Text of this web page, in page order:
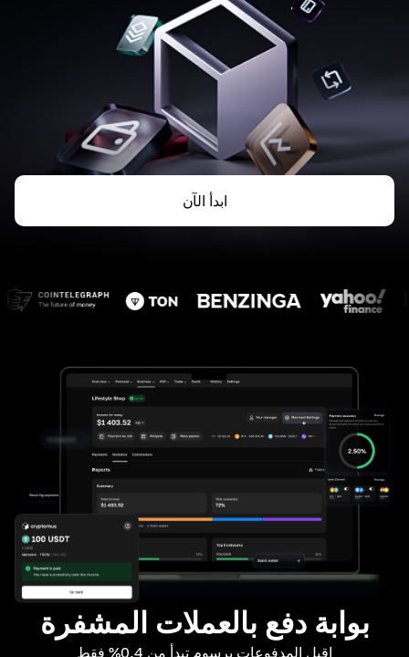
ابدأ الآن
بوابة دفع بالعملات المشفرة
اقبل المدفوعات برسوم تبدأ من 0.4% فقط